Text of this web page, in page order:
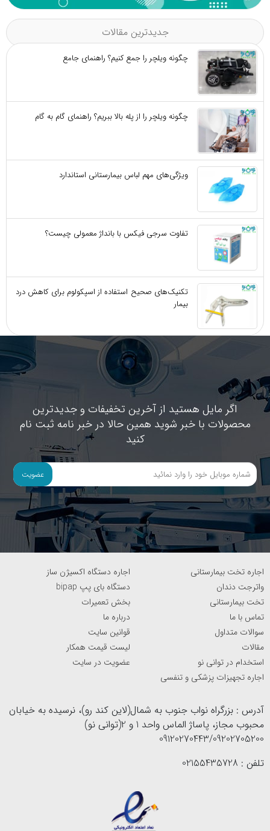
جدیدترین مقالات
چگونه ویلچر را جمع کنیم؟ راهنمای جامع
چگونه ویلچر را از پله بالا ببریم؟ راهنمای گام به گام
ویژگی‌های مهم لباس بیمارستانی استاندارد
تفاوت سرجی‌ فیکس با بانداژ معمولی چیست؟
تکنیک‌های صحیح استفاده از اسپکولوم برای کاهش درد
بیمار
اگر مایل هستید از آخرین تخفیفات و جدیدترین
محصولات با خبر شوید همین حالا در خبر نامه ثبت نام
کنید
عضویت
اجاره تخت بیمارستانی
اجاره دستگاه اکسیژن ساز
واترجت دندان
دستگاه بای پپ bipap
تخت بیمارستانی
بخش تعمیرات
تماس با ما
درباره ما
سوالات متداول
قوانین سایت
مقالات
لیست قیمت همکار
استخدام در توانی نو
عضویت در سایت
اجاره تجهیزات پزشکی و تنفسی
آدرس : بزرگراه نواب جنوب به شمال(لاین کند رو)، نرسیده به خیابان
محبوب مجاز، پاساژ الماس واحد 1 و 2(توانی نو)
09120270443/09202705200
تلفن : 02155435728